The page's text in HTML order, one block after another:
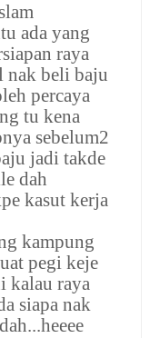
ada yang
raya
nak beli baju
percaya
tu kena
sebelum2
jadi takde
dah
kasut kerja
kampung
pegi keje
kalau raya
siapa nak